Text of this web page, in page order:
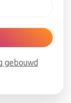
gebouwd